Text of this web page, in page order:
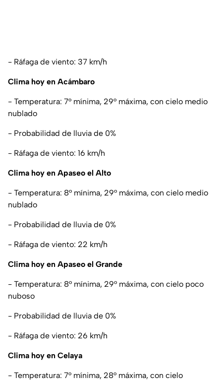
- Ráfaga de viento: 37 km/h
Clima hoy en Acámbaro
- Temperatura: 7° mínima, 29° máxima, con cielo medio
nublado
- Probabilidad de lluvia de 0%
- Ráfaga de viento: 16 km/h
Clima hoy en Apaseo el Alto
- Temperatura: 8° mínima, 29° máxima, con cielo medio
nublado
- Probabilidad de lluvia de 0%
- Ráfaga de viento: 22 km/h
Clima hoy en Apaseo el Grande
- Temperatura: 8° mínima, 29° máxima, con cielo poco
nuboso
- Probabilidad de lluvia de 0%
- Ráfaga de viento: 26 km/h
Clima hoy en Celaya
- Temperatura: 7° mínima, 28° máxima, con cielo